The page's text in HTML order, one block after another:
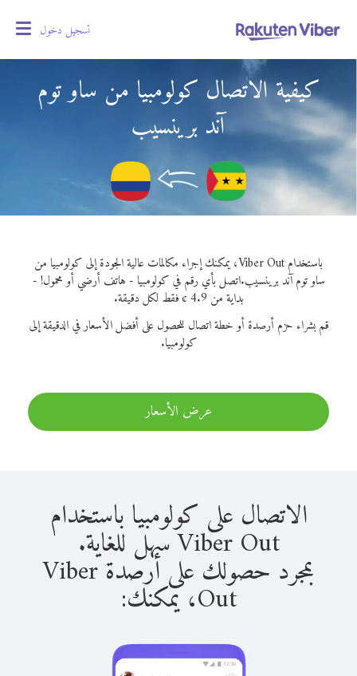
تسجيل دخول
كيفية الاتصال كولومبيا من ساو توم
آند برينسيب
باستخدام Viber Out، يمكنك إجراء مكالمات عالية الجودة إلى كولومبيا من
ساو توم آند برينسيب.اتصل بأي رقم في كولومبيا - هاتف أرضي أو محمول! -
بداية من 4.9 ¢ فقط لكل دقيقة.
قم بشراء حزم أرصدة أو خطة اتصال للحصول على أفضل الأسعار في الدقيقة إلى
كولومبيا.
عرض الأسعار
الاتصال على كولومبيا باستخدام
Viber Out سهل للغاية.
بمجرد حصولك على أرصدة Viber
Out، يمكنك: